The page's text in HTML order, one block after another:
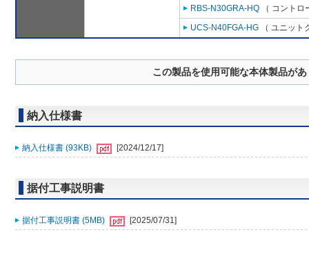
RBS-N30GRA-HQ （ コント
UCS-N40FGA-HG （ ユニット
この製品を使用可能な本体製品が
納入仕様書
納入仕様書 (93KB) [2024/12/17]
据付工事説明書
据付工事説明書 (5MB) [2025/07/31]